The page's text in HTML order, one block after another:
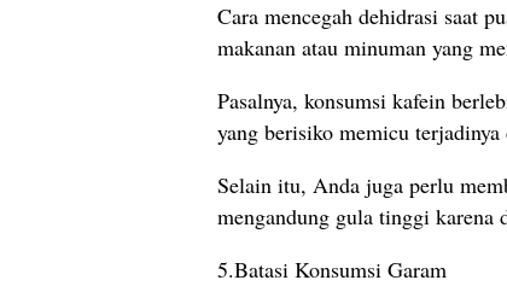
Cara mencegah dehidrasi saat
makanan atau minuman yang
Pasalnya, konsumsi kafein
yang berisiko memicu terjadinya
Selain itu, Anda juga perlu
mengandung gula tinggi karena
5.Batasi Konsumsi Garam